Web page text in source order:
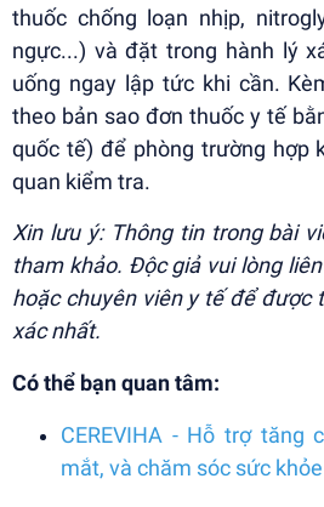
thuốc chống loạn nhịp,
ngực...) và đặt trong hành lý
uống ngay lập tức khi cần.
theo bản sao đơn thuốc y tế
quốc tế) để phòng trường hợp
quan kiểm tra.
Xin lưu ý: Thông tin trong bài
tham khảo. Độc giả vui lòng
hoặc chuyên viên y tế để được
xác nhất.
Có thể bạn quan tâm:
CEREVIHA - Hỗ trợ tăng
mắt, và chăm sóc sức